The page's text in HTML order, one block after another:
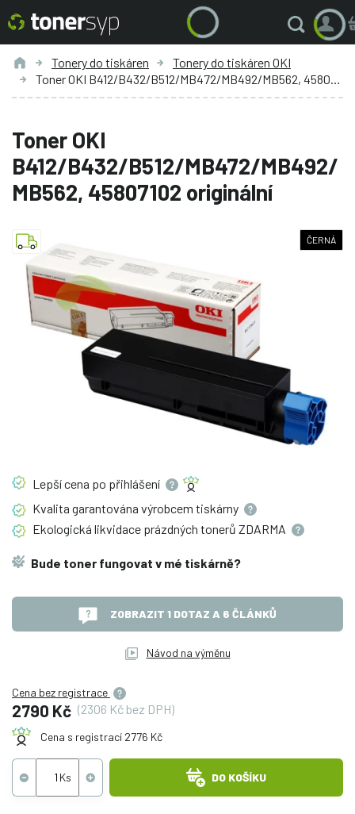
Tonery do tiskáren
Tonery do tiskáren OKI
Toner OKI B412/B432/B512/MB472/MB492/MB562, 45807102 originální
Toner OKI
B412/B432/B512/MB472/MB492/
MB562, 45807102 originální
ČERNÁ
Lepší cena po přihlášení
Kvalita garantována výrobcem tiskárny
Ekologická likvidace prázdných tonerů ZDARMA
Bude toner fungovat v mé tiskárně?
ZOBRAZIT 1 DOTAZ A 6 ČLÁNKŮ
Návod na výměnu
Cena bez registrace
2790 Kč (2306 Kč bez DPH)
Cena s registrací 2776 Kč
DO KOŠÍKU